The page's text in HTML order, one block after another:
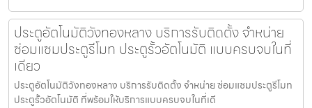
ประตูอัตโนมัติวังทองหลาง บริการรับติดตั้ง จำหน่าย
ซ่อมแซมประตูรีโมท ประตูรั้วอัตโนมัติ แบบครบจบในที่
เดียว
ประตูอัตโนมัติวังทองหลาง บริการรับติดตั้ง จำหน่าย ซ่อมแซมประตูรีโมท
ประตูรั้วอัตโนมัติ ที่พร้อมให้บริการแบบครบจบในที่เดี